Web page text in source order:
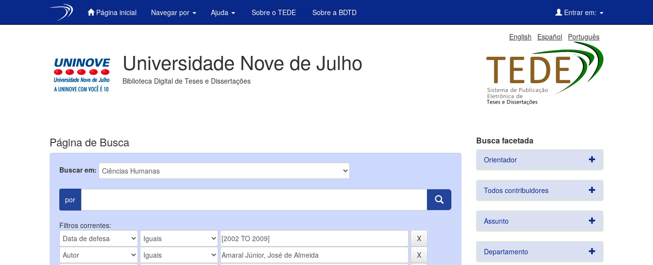
Página inicial Navegar por Ajuda Sobre o TEDE Sobre a BDTD Entrar em:
English Español Português
Universidade Nove de Julho
Biblioteca Digital de Teses e Dissertações
Página de Busca
Buscar em:
por
Filtros correntes:
Busca facetada
Orientador
Todos contribuidores
Assunto
Departamento